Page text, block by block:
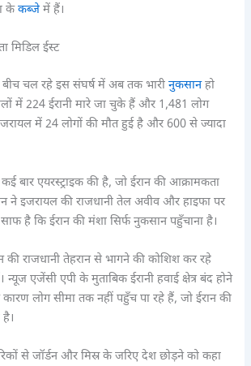
केकब्जे में हैं।
मिडिल ईस्ट
चल रहे इस संघर्ष में अब तक भारीनुकसानहो
में 224 ईरानी मारे जा चुके हैं और 1,481 लोग
में 24 लोगों की मौत हुई है और 600 से ज्यादा
बार एयरस्ट्राइक की है, जो ईरान की आक्रामकता
ने इजरायल की राजधानी तेल अवीव और हाइफा पर
है कि ईरान की मंशा सिर्फ नुकसान पहुँचाना है।
की राजधानी तेहरान से भागने की कोशिश कर रहे
एजेंसी एपी के मुताबिक ईरानी हवाई क्षेत्र बंद होने
लोग सीमा तक नहीं पहुँच पा रहे हैं, जो ईरान की
से जॉर्डन और मिस्र के जरिए देश छोड़ने को कहा